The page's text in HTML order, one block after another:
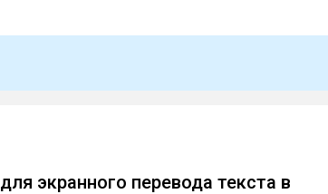
экранного перевода текста в